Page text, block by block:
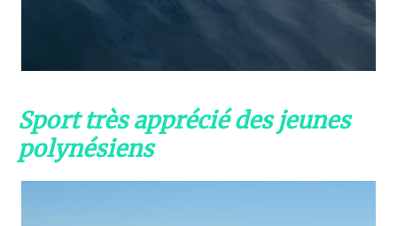
Sport très apprécié des jeunes
polynésiens